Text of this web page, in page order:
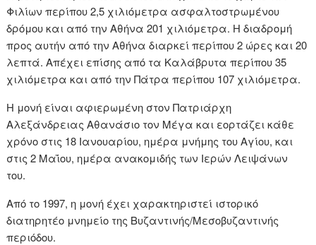
Φιλίων περίπου 2,5 χιλιόμετρα ασφαλτοστρωμένου
δρόμου και από την Αθήνα 201 χιλιόμετρα. Η διαδρομή
προς αυτήν από την Αθήνα διαρκεί περίπου 2 ώρες και 20
λεπτά. Απέχει επίσης από τα Καλάβρυτα περίπου 35
χιλιόμετρα και από την Πάτρα περίπου 107 χιλιόμετρα.
Η μονή είναι αφιερωμένη στον Πατριάρχη
Αλεξάνδρειας Αθανάσιο τον Μέγα και εορτάζει κάθε
χρόνο στις 18 Ιανουαρίου, ημέρα μνήμης του Αγίου, και
στις 2 Μαΐου, ημέρα ανακομιδής των Ιερών Λειψάνων
του.
Από το 1997, η μονή έχει χαρακτηριστεί ιστορικό
διατηρητέο μνημείο της Βυζαντινής/Μεσοβυζαντινής
περιόδου.